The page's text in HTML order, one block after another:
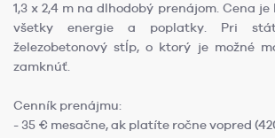
1,3 x 2,4 m na dlhodobý prenájom. Cena
všetky energie a poplatky. Pri
železobetonový stĺp, o ktorý je možné
zamknúť.
Cenník prenájmu:
- 35 € mesačne, ak platíte ročne vopred